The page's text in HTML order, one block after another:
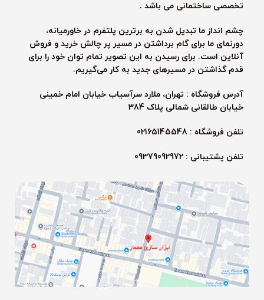
تخصصی ساختمانی می باشد .
چشم انداز ما تبدیل شدن به برترین پلتفرم در خاورمیانه،
دورنمای ما برای گام برداشتن در مسیر پر چالش خرید و فروش
آنلاین است. برای رسیدن به این تصویر تمام توان خود را برای
قدم گذاشتن در مسیرهای جدید به کار می‌گیریم.
آدرس فروشگاه : تهران، ملارد سرآسیاب خیابان امام خمینی
خیابان طالقانی شمالی پلاک 384
تلفن فروشگاه : 02165145548
تلفن پشتیبانی : 09379092972